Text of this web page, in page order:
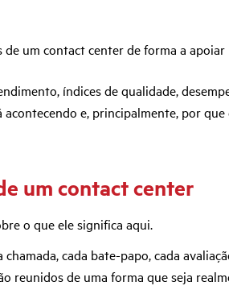
um contact center de forma a
índices de qualidade,
e, principalmente, por
um contact center
o que ele significa aqui.
cada bate-papo, cada
reunidos de uma forma que seja